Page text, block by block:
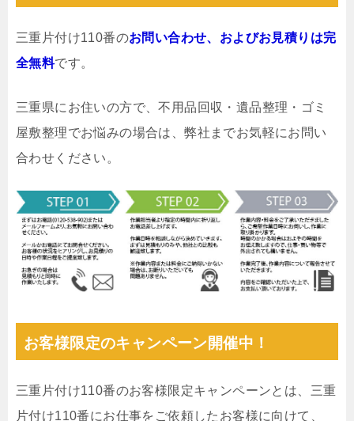
三重片付け110番のお問い合わせ、およびお見積りは完
全無料です。
三重県にお住いの方で、不用品回収・遺品整理・ゴミ
屋敷整理でお悩みの場合は、弊社までお気軽にお問い
合わせください。
お客様限定のキャンペーン開催中！
三重片付け110番のお客様限定キャンペーンとは、三重
片付け110番にお仕事をご依頼したお客様に向けて、